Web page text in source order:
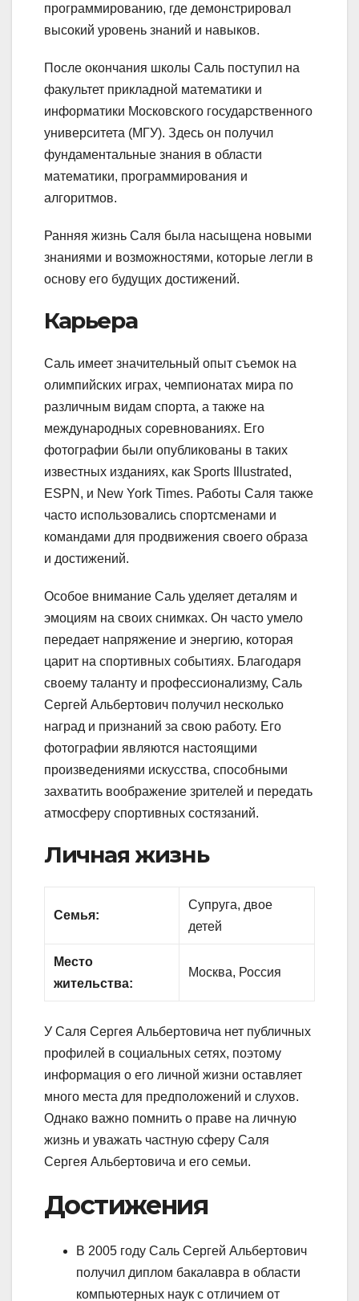
программированию, где демонстрировал
высокий уровень знаний и навыков.
После окончания школы Саль поступил на
факультет прикладной математики и
информатики Московского государственного
университета (МГУ). Здесь он получил
фундаментальные знания в области
математики, программирования и
алгоритмов.
Ранняя жизнь Саля была насыщена новыми
знаниями и возможностями, которые легли в
основу его будущих достижений.
Карьера
Саль имеет значительный опыт съемок на
олимпийских играх, чемпионатах мира по
различным видам спорта, а также на
международных соревнованиях. Его
фотографии были опубликованы в таких
известных изданиях, как Sports Illustrated,
ESPN, и New York Times. Работы Саля также
часто использовались спортсменами и
командами для продвижения своего образа
и достижений.
Особое внимание Саль уделяет деталям и
эмоциям на своих снимках. Он часто умело
передает напряжение и энергию, которая
царит на спортивных событиях. Благодаря
своему таланту и профессионализму, Саль
Сергей Альбертович получил несколько
наград и признаний за свою работу. Его
фотографии являются настоящими
произведениями искусства, способными
захватить воображение зрителей и передать
атмосферу спортивных состязаний.
Личная жизнь
Семья:
Супруга, двое
детей
Место
жительства:
Москва, Россия
У Саля Сергея Альбертовича нет публичных
профилей в социальных сетях, поэтому
информация о его личной жизни оставляет
много места для предположений и слухов.
Однако важно помнить о праве на личную
жизнь и уважать частную сферу Саля
Сергея Альбертовича и его семьи.
Достижения
В 2005 году Саль Сергей Альбертович
получил диплом бакалавра в области
компьютерных наук с отличием от